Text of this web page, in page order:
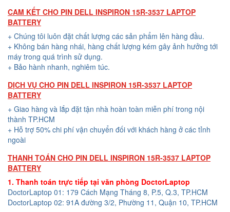
CAM KẾT CHO PIN DELL INSPIRON 15R-3537 LAPTOP
BATTERY
+ Chúng tôi luôn đặt chất lượng các sản phẩm lên hàng đầu.
+ Không bán hàng nhái, hàng chất lượng kém gây ảnh hưởng tới
máy trong quá trình sử dụng.
+ Bảo hành nhanh, nghiêm túc.
DỊCH VỤ CHO PIN DELL INSPIRON 15R-3537 LAPTOP
BATTERY
+ Giao hàng và lắp đặt tận nhà hoàn toàn miễn phí trong nội
thành TP.HCM
+ Hỗ trợ 50% chi phí vận chuyển đối với khách hàng ở các tỉnh
ngoài
THANH TOÁN CHO PIN DELL INSPIRON 15R-3537 LAPTOP
BATTERY
1. Thanh toán trực tiếp tại văn phòng DoctorLaptop
DoctorLaptop 01: 179 Cách Mạng Tháng 8, P.5, Q.3, TP.HCM
DoctorLaptop 02: 91A đường 3/2, Phường 11, Quận 10, TP.HCM